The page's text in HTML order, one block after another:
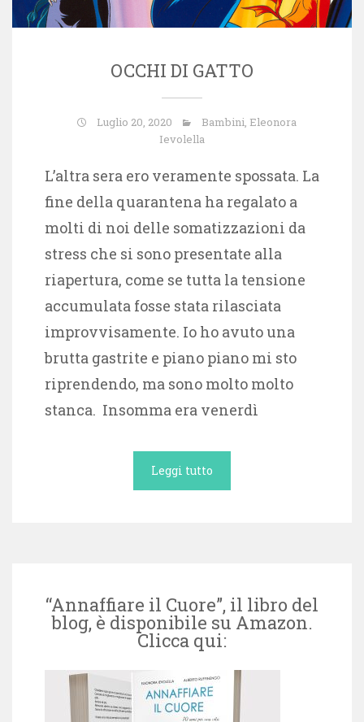
OCCHI DI GATTO
Luglio 20, 2020 Bambini, Eleonora
Ievolella
L’altra sera ero veramente spossata. La
fine della quarantena ha regalato a
molti di noi delle somatizzazioni da
stress che si sono presentate alla
riapertura, come se tutta la tensione
accumulata fosse stata rilasciata
improvvisamente. Io ho avuto una
brutta gastrite e piano piano mi sto
riprendendo, ma sono molto molto
stanca. Insomma era venerdì
Leggi tutto
“Annaffiare il Cuore”, il libro del
blog, è disponibile su Amazon.
Clicca qui: